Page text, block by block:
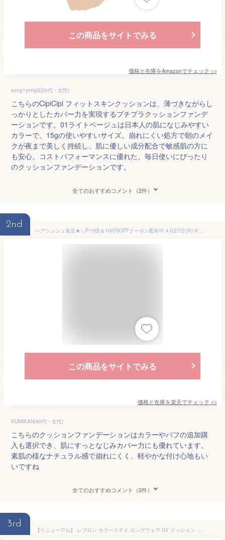
この商品をサイトでみる
価格と在庫をAmazonでチェック >>
song1yong3(30代・女性)
こちらのCipiCipi フィットスキンクッションは、薄づきながらし
っかりとしたカバー力を実現するプチプラクッションファンデ
ーションです。01ライトベージュは日本人の肌になじみやすい
カラーで、15gの使いやすいサイズ。崩れにくい処方で朝のメイ
クが夜まで美しく持続し、肌に優しい成分配合で敏感肌の方に
も安心。コストパフォーマンスに優れた、毎日使いにぴったり
のクッションファンデーションです。
全てのおすすめコメント（2件）
2nd
ヘアシュシュ進呈★＼P15倍＆100円OFFクーポン配布中 4月27日(月) 9:59まで／【hince公式】カバーマスターピンククッション / セカンドスキンメッシュマットクッション / セカンドスキングロウクッション / 本品 / 本品+レフィル / クッションファンデ
この商品をサイトでみる
価格と在庫を楽天でチェック >>
KUMIKAN(40代・女性)
こちらのクッションファンデーションはカラーやパフの追加購
入も選択でき、肌にすっとなじみカバー力にも優れています。
素肌の様なナチュラル感で崩れにくく、軽やかな付け心地もい
いですね
全てのおすすめコメント（2件）
3rd
【リニューアル】 レブロン カラーステイ ロングウェア UV クッション ファンデーション 003 ヌード SPF50+ PA++++ 12.5mL クッションファンデ くずれない ツヤ肌 カバー力 透明感 保湿 毛穴 美白 崩れにくい